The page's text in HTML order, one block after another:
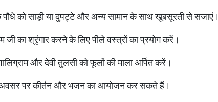
को साड़ी या दुपट्टे और अन्य सामान के साथ खूबसूरती से सजाएं।
जी का श्रृंगार करने के लिए पीले वस्त्रों का प्रयोग करें।
और देवी तुलसी को फूलों की माला अर्पित करें।
पर कीर्तन और भजन का आयोजन कर सकते हैं।